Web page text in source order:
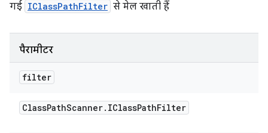
गई IClassPathFilter से मेल खाती हैं
पैरामीटर
filter
ClassPathScanner. IClassPathFilter